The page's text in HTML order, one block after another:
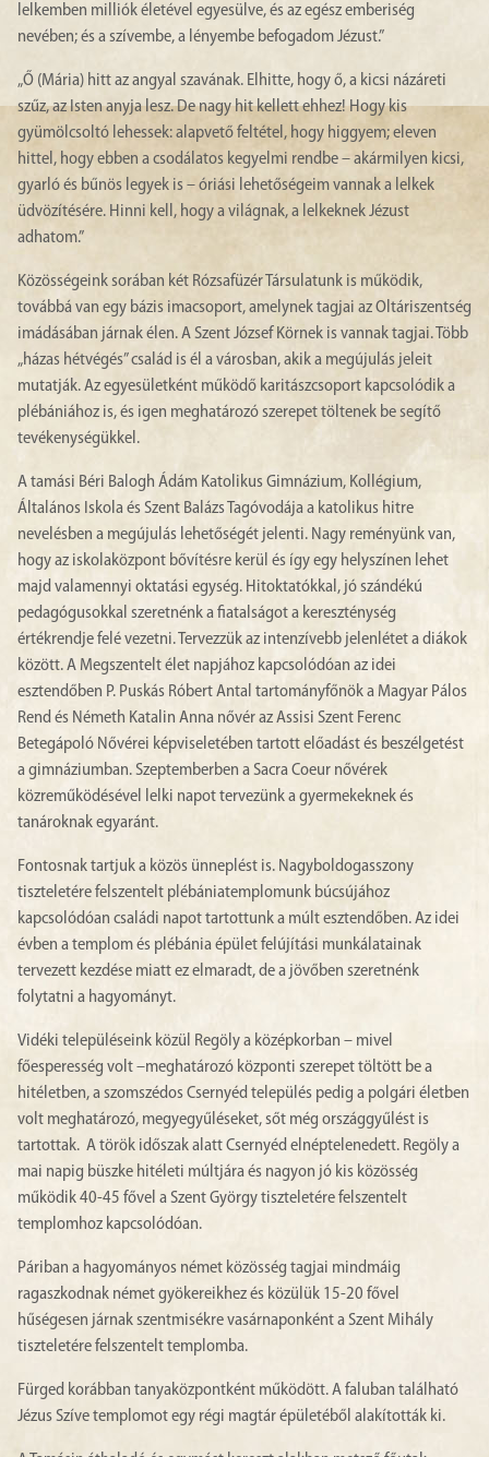
lelkemben milliók életével egyesülve, és az egész emberiség
nevében; és a szívembe, a lényembe befogadom Jézust.”
„Ő (Mária) hitt az angyal szavának. Elhitte, hogy ő, a kicsi názáreti
szűz, az Isten anyja lesz. De nagy hit kellett ehhez! Hogy kis
gyümölcsoltó lehessek: alapvető feltétel, hogy higgyem; eleven
hittel, hogy ebben a csodálatos kegyelmi rendbe – akármilyen kicsi,
gyarló és bűnös legyek is – óriási lehetőségeim vannak a lelkek
üdvözítésére. Hinni kell, hogy a világnak, a lelkeknek Jézust
adhatom.”
Közösségeink sorában két Rózsafüzér Társulatunk is működik,
továbbá van egy bázis imacsoport, amelynek tagjai az Oltáriszentség
imádásában járnak élen. A Szent József Körnek is vannak tagjai. Több
„házas hétvégés” család is él a városban, akik a megújulás jeleit
mutatják. Az egyesületként működő karitászcsoport kapcsolódik a
plébániához is, és igen meghatározó szerepet töltenek be segítő
tevékenységükkel.
A tamási Béri Balogh Ádám Katolikus Gimnázium, Kollégium,
Általános Iskola és Szent Balázs Tagóvodája a katolikus hitre
nevelésben a megújulás lehetőségét jelenti. Nagy reményünk van,
hogy az iskolaközpont bővítésre kerül és így egy helyszínen lehet
majd valamennyi oktatási egység. Hitoktatókkal, jó szándékú
pedagógusokkal szeretnénk a fiatalságot a kereszténység
értékrendje felé vezetni. Tervezzük az intenzívebb jelenlétet a diákok
között. A Megszentelt élet napjához kapcsolódóan az idei
esztendőben P. Puskás Róbert Antal tartományfőnök a Magyar Pálos
Rend és Németh Katalin Anna nővér az Assisi Szent Ferenc
Betegápoló Nővérei képviseletében tartott előadást és beszélgetést
a gimnáziumban. Szeptemberben a Sacra Coeur nővérek
közreműködésével lelki napot tervezünk a gyermekeknek és
tanároknak egyaránt.
Fontosnak tartjuk a közös ünneplést is. Nagyboldogasszony
tiszteletére felszentelt plébániatemplomunk búcsújához
kapcsolódóan családi napot tartottunk a múlt esztendőben. Az idei
évben a templom és plébánia épület felújítási munkálatainak
tervezett kezdése miatt ez elmaradt, de a jövőben szeretnénk
folytatni a hagyományt.
Vidéki településeink közül Regöly a középkorban – mivel
főesperesség volt –meghatározó központi szerepet töltött be a
hitéletben, a szomszédos Csernyéd település pedig a polgári életben
volt meghatározó, megyegyűléseket, sőt még országgyűlést is
tartottak. A török időszak alatt Csernyéd elnéptelenedett. Regöly a
mai napig büszke hitéleti múltjára és nagyon jó kis közösség
működik 40-45 fővel a Szent György tiszteletére felszentelt
templomhoz kapcsolódóan.
Páriban a hagyományos német közösség tagjai mindmáig
ragaszkodnak német gyökereikhez és közülük 15-20 fővel
hűségesen járnak szentmisékre vasárnaponként a Szent Mihály
tiszteletére felszentelt templomba.
Fürged korábban tanyaközpontként működött. A faluban található
Jézus Szíve templomot egy régi magtár épületéből alakították ki.